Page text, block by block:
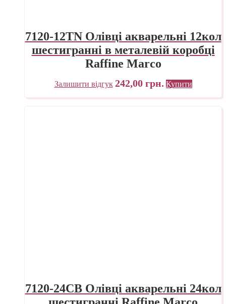
7120-12TN Олівці акварельні 12кол
шестигранні в металевій коробці
Raffine Marco
Залишити відгук 242,00 грн. Купити
7120-24CB Олівці акварельні 24кол